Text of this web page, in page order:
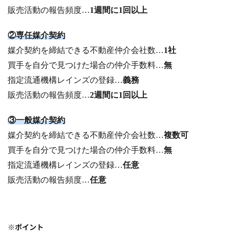
販売活動の報告頻度…1週間に1回以上
②専任媒介契約
媒介契約を締結できる不動産仲介会社数…1社
買手を自分で見つけた場合の仲介手数料…無
指定流通機構レインズの登録…義務
販売活動の報告頻度…2週間に1回以上
③一般媒介契約
媒介契約を締結できる不動産仲介会社数…複数可
買手を自分で見つけた場合の仲介手数料…無
指定流通機構レインズの登録…任意
販売活動の報告頻度…任意
※ポイント